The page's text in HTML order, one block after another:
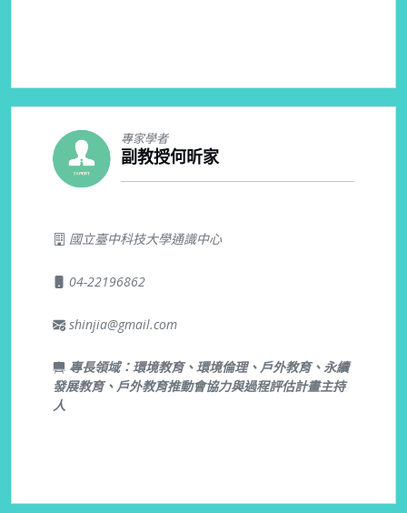
專家學者
副教授何昕家
國立臺中科技大學通識中心
04-22196862
shinjia@gmail.com
專長領域：環境教育、環境倫理、戶外教育、永續
發展教育、戶外教育推動會協力與過程評估計畫主持
人